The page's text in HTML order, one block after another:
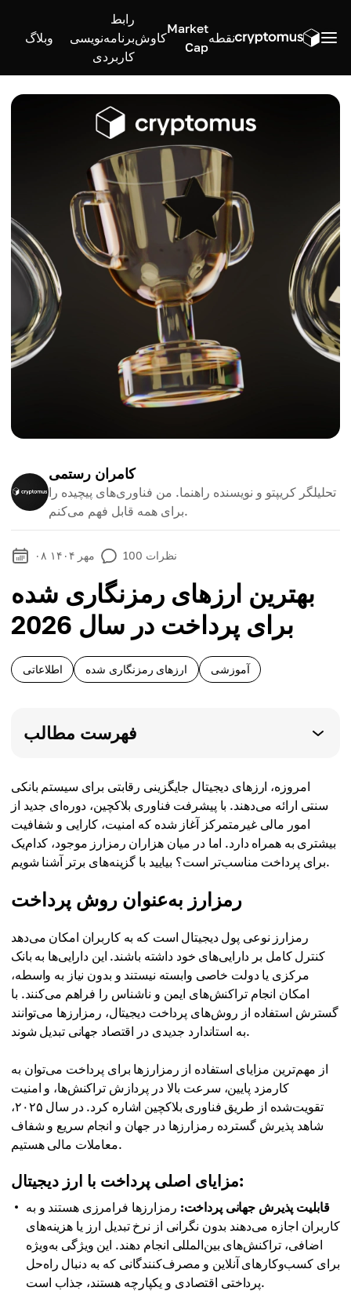
نقطه
Market
Cap
کاوش
رابط
برنامه‌نویسی
کاربردی
وبلاگ
کامران رستمی
تحلیلگر کریپتو و نویسنده راهنما. من فناوری‌های پیچیده را
برای همه قابل فهم می‌کنم.
۰۸ مهر ۱۴۰۴ 100 نظرات
بهترین ارزهای رمزنگاری شده
برای پرداخت در سال 2026
اطلاعاتی ارزهای رمزنگاری شده آموزشی
فهرست مطالب
امروزه، ارزهای دیجیتال جایگزینی رقابتی برای سیستم بانکی
سنتی ارائه می‌دهند. با پیشرفت فناوری بلاکچین، دوره‌ای جدید از
امور مالی غیرمتمرکز آغاز شده که امنیت، کارایی و شفافیت
بیشتری به همراه دارد. اما در میان هزاران رمزارز موجود، کدام‌یک
برای پرداخت مناسب‌تر است؟ بیایید با گزینه‌های برتر آشنا شویم.
رمزارز به‌عنوان روش پرداخت
رمزارز نوعی پول دیجیتال است که به کاربران امکان می‌دهد
کنترل کامل بر دارایی‌های خود داشته باشند. این دارایی‌ها به بانک
مرکزی یا دولت خاصی وابسته نیستند و بدون نیاز به واسطه،
امکان انجام تراکنش‌های ایمن و ناشناس را فراهم می‌کنند. با
گسترش استفاده از روش‌های پرداخت دیجیتال، رمزارزها می‌توانند
به استاندارد جدیدی در اقتصاد جهانی تبدیل شوند.
از مهم‌ترین مزایای استفاده از رمزارزها برای پرداخت می‌توان به
کارمزد پایین، سرعت بالا در پردازش تراکنش‌ها، و امنیت
تقویت‌شده از طریق فناوری بلاکچین اشاره کرد. در سال ۲۰۲۵،
شاهد پذیرش گسترده رمزارزها در جهان و انجام سریع و شفاف
معاملات مالی هستیم.
مزایای اصلی پرداخت با ارز دیجیتال:
قابلیت پذیرش جهانی پرداخت: رمزارزها فرامرزی هستند و به
کاربران اجازه می‌دهند بدون نگرانی از نرخ تبدیل ارز یا هزینه‌های
اضافی، تراکنش‌های بین‌المللی انجام دهند. این ویژگی به‌ویژه
برای کسب‌وکارهای آنلاین و مصرف‌کنندگانی که به دنبال راه‌حل
پرداختی اقتصادی و یکپارچه هستند، جذاب است.